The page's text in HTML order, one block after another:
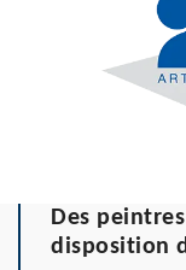
Des
disposition